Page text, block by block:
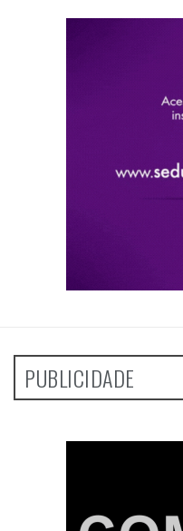
PUBLICIDADE